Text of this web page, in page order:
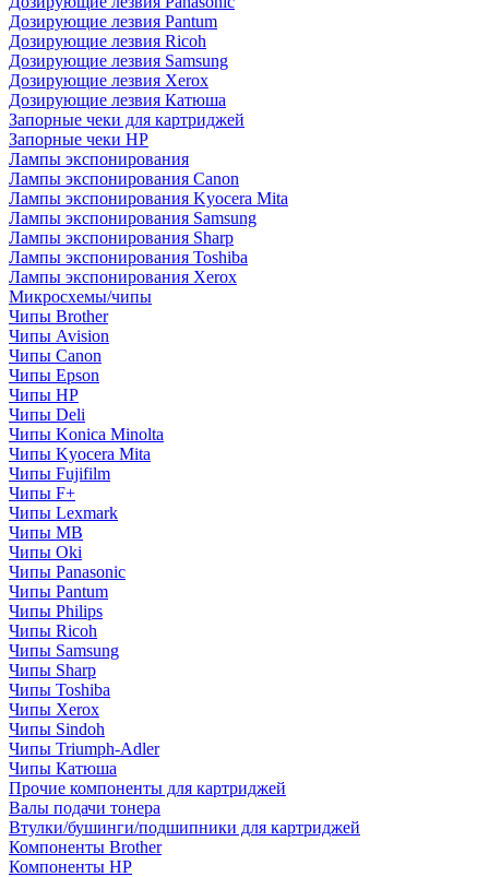
Дозирующие лезвия Pantum
Дозирующие лезвия Ricoh
Дозирующие лезвия Samsung
Дозирующие лезвия Xerox
Дозирующие лезвия Катюша
Запорные чеки для картриджей
Запорные чеки HP
Лампы экспонирования
Лампы экспонирования Canon
Лампы экспонирования Kyocera Mita
Лампы экспонирования Samsung
Лампы экспонирования Sharp
Лампы экспонирования Toshiba
Лампы экспонирования Xerox
Микросхемы/чипы
Чипы Brother
Чипы Avision
Чипы Canon
Чипы Epson
Чипы HP
Чипы Deli
Чипы Konica Minolta
Чипы Kyocera Mita
Чипы Fujifilm
Чипы F+
Чипы Lexmark
Чипы MB
Чипы Oki
Чипы Panasonic
Чипы Pantum
Чипы Philips
Чипы Ricoh
Чипы Samsung
Чипы Sharp
Чипы Toshiba
Чипы Xerox
Чипы Sindoh
Чипы Triumph-Adler
Чипы Катюша
Прочие компоненты для картриджей
Валы подачи тонера
Втулки/бушинги/подшипники для картриджей
Компоненты Brother
Компоненты HP